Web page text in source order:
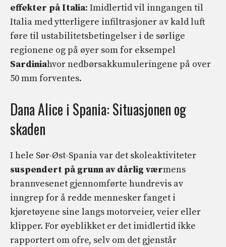
effekter på Italia: Imidlertid vil inngangen til
Italia med ytterligere infiltrasjoner av kald luft
føre til ustabilitetsbetingelser i de sørlige
regionene og på øyer som for eksempel
Sardiniahvor nedbørsakkumuleringene på over
50 mm forventes.
Dana Alice i Spania: Situasjonen og
skaden
I hele Sør-Øst-Spania var det skoleaktiviteter
suspendert på grunn av dårlig værmens
brannvesenet gjennomførte hundrevis av
inngrep for å redde mennesker fanget i
kjøretøyene sine langs motorveier, veier eller
klipper. For øyeblikket er det imidlertid ikke
rapportert om ofre, selv om det gjenstår